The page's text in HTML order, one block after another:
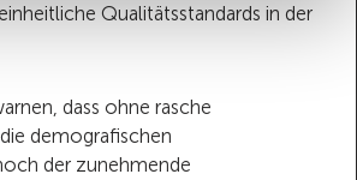
Qualitätsstandards in der
dass ohne rasche
demografischen
der zunehmende